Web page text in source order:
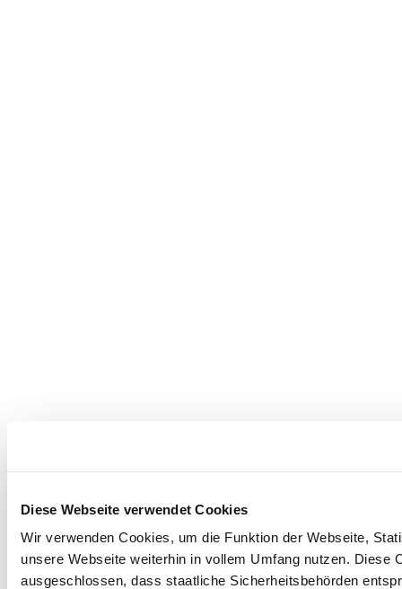
Diese Webseite verwendet Cookies
Wir verwenden Cookies, um die Funktion der Webseite,
unsere Webseite weiterhin in vollem Umfang nutzen.
ausgeschlossen, dass staatliche Sicherheitsbehörden